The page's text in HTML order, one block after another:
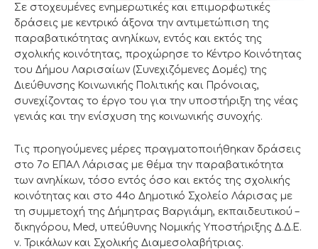
Σε στοχευμένες ενημερωτικές και επιμορφωτικές
δράσεις με κεντρικό άξονα την αντιμετώπιση της
παραβατικότητας ανηλίκων, εντός και εκτός της
σχολικής κοινότητας, προχώρησε το Κέντρο Κοινότητας
του Δήμου Λαρισαίων (Συνεχιζόμενες Δομές) της
Διεύθυνσης Κοινωνικής Πολιτικής και Πρόνοιας,
συνεχίζοντας το έργο του για την υποστήριξη της νέας
γενιάς και την ενίσχυση της κοινωνικής συνοχής.
Τις προηγούμενες μέρες πραγματοποιήθηκαν δράσεις
στο 7ο ΕΠΑΛ Λάρισας με θέμα την παραβατικότητα
των ανηλίκων, τόσο εντός όσο και εκτός της σχολικής
κοινότητας και στο 44ο Δημοτικό Σχολείο Λάρισας με
τη συμμετοχή της Δήμητρας Βαργιάμη, εκπαιδευτικού –
δικηγόρου, Med, υπεύθυνης Νομικής Υποστήριξης Δ.Δ.Ε.
ν. Τρικάλων και Σχολικής Διαμεσολαβήτριας.